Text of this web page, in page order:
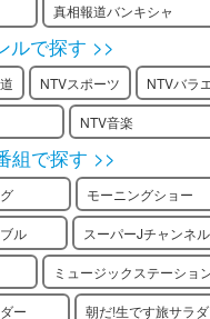
真相報道バンキシャ
ルで探す >>
NTVスポーツ NTVバラ
NTV音楽
組で探す >>
モーニングショー
ル スーパーJチャンネル
ミュージックステーショ
ー 朝だ!生です旅サラダ